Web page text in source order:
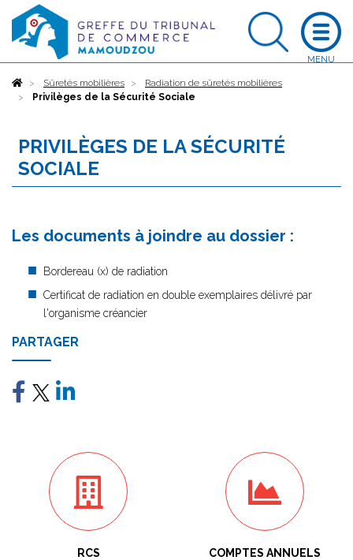
AccueilSûretés mobilières
Radiation de sûretés mobilières
Privilèges de la Sécurité Sociale
PRIVILÈGES DE LA SÉCURITÉ
SOCIALE
Les documents à joindre au dossier :
Bordereau (x) de radiation
Certificat de radiation en double exemplaires délivré par
l'organisme créancier
PARTAGER
RCS COMPTES ANNUELS